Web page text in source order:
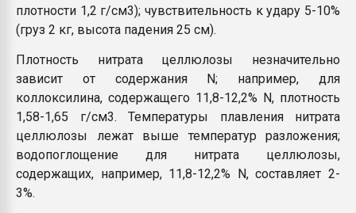
плотности 1,2 г/см3); чувствительность к удару 5-10%
(груз 2 кг, высота падения 25 см).
Плотность нитрата целлюлозы незначительно
зависит от содержания N; например, для
коллоксилина, содержащего 11,8-12,2% N, плотность
1,58-1,65 г/см3. Температуры плавления нитрата
целлюлозы лежат выше температур разложения;
водопоглощение для нитрата целлюлозы,
содержащих, например, 11,8-12,2% N, составляет 2-
3%.